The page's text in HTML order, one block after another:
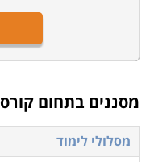
מסננים בתחום
מסלולי לימוד